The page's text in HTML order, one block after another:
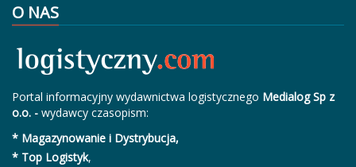
O NAS
Portal informacyjny wydawnictwa logistycznego Medialog Sp z
o.o. - wydawcy czasopism:
* Magazynowanie i Dystrybucja,
* Top Logistyk,